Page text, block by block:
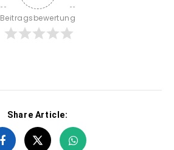
Beitragsbewertung
Share Article: